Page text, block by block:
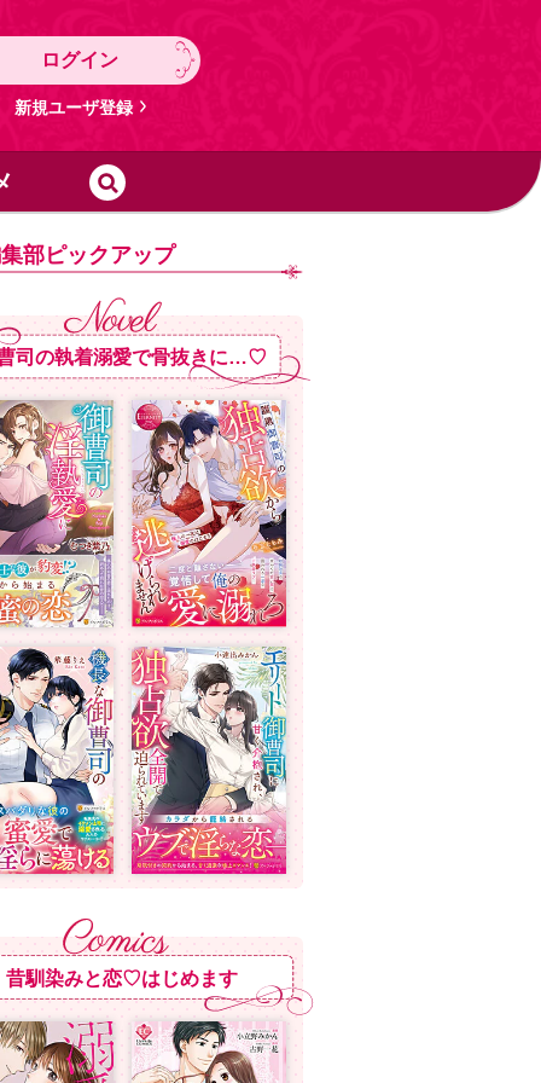
ログイン
新規ユーザ登録
部ピックアップ
司の執着溺愛で骨抜きに…♡
昔馴染みと恋♡はじめます